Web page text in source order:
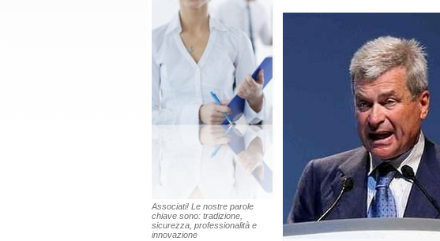
Associati! Le nostre parole
chiave sono: tradizione,
sicurezza, professionalità e
innovazione